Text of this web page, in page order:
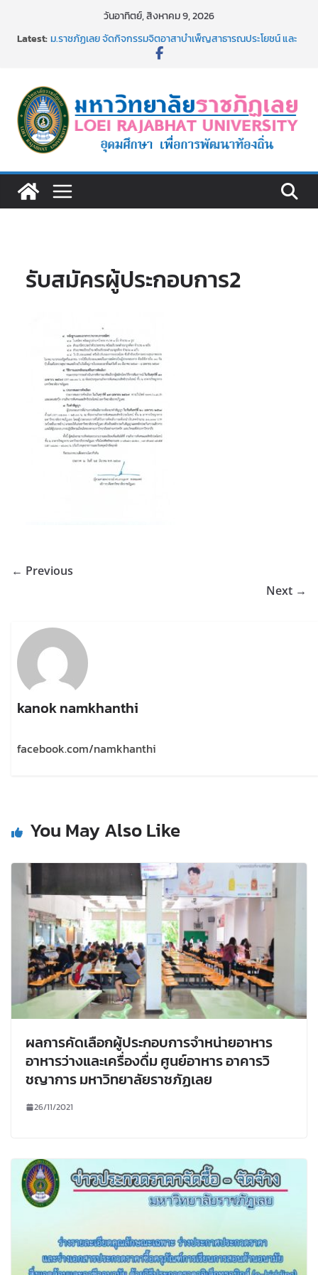
วันอาทิตย์, สิงหาคม 9, 2026
Latest:ม.ราชภัฏเลย จัดกิจกรรมจิตอาสาบำเพ็ญสาธารณประโยชน์ และ
เงินรายได้
ม.ราชภัฏเลย จัดมหกรรมวิชาการ เปิดบ้าน LRU ครั้งที่ 4 เปิดให้
นักเรียนมัธยมปลายค้นหาสาขาวิชาในฝัน สู่อนาคตที่ใช่
อธิการบดี มรภ.เลย ร่วมประชุมชี้แจงกับคณะอนุกรรมาธิการ
ประจำปีงบประมาณ พ.ศ. 2570
๑,๙๗๒ ชุด โดยวิธีเฉพาะเจาะจง
รับสมัครผู้ประกอบการ2
← Previous
Next →
kanok namkhanthi
facebook.com/namkhanthi
You May Also Like
ผลการคัดเลือกผู้ประกอบการจำหน่ายอาหาร
อาหารว่างและเครื่องดื่ม ศูนย์อาหาร อาคารวิ
ชญาการ มหาวิทยาลัยราชภัฏเลย
26/11/2021